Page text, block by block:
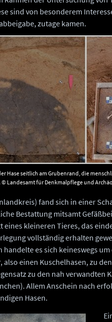
sind von besonderem
zutage kamen.
Hase seitlich am Grubenrand, die
Landesamt für Denkmalpflege und
fand sich in einer
Bestattung mitsamt
eines kleineren Tieres, das
vollständig erhalten
handelte es sich keineswegs
also einen Kuschelhasen, zu
zu den nah verwandten
Allem Anschein nach
Hasen.